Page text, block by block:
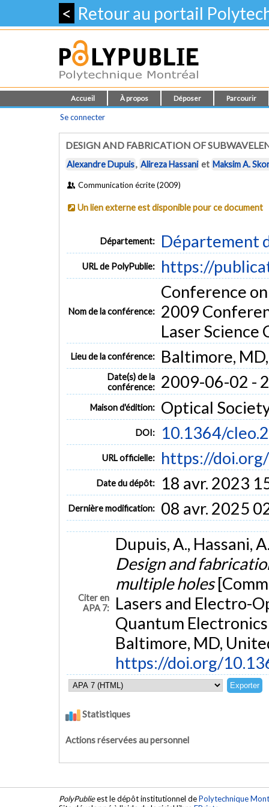
< Retour au portail
Accueil À propos Déposer Parcourir
Se connecter
DESIGN AND FABRICATION OF
Alexandre Dupuis, Alireza Hassani et Maksim A.
Communication écrite (2009)
Un lien externe est disponible pour ce document
Département: Département
URL de PolyPublie: https://
Nom de la conférence:
Conference
2009
Laser Science
Lieu de la conférence: Baltimore,
Date(s) de la
conférence:
2009-06-02 -
Maison d'édition: Optical
DOI: 10.1364/
URL officielle: https://
Date du dépôt: 18 avr. 2023
Dernière modification: 08 avr. 2025
Citer en
APA 7:
Dupuis, A., Hassani,
Design and
multiple holes
Lasers and Electro-
Quantum
Baltimore, MD,
https://doi.org/
Statistiques
Actions réservées au personnel
PolyPublieest le dépôt institutionnel dePolytechnique